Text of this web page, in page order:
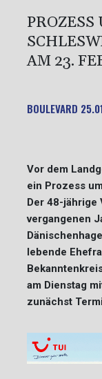
AM 23.
BOULEVARD
Vor dem
ein Prozess
Der 48-jährige
vergangenen
lebende
am Dienstag
zunächst